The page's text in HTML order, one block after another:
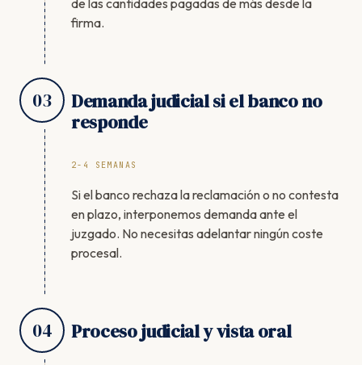
de las cantidades pagadas de más desde la
firma.
03
Demanda judicial si el banco no
responde
2-4 SEMANAS
Si el banco rechaza la reclamación o no contesta
en plazo, interponemos demanda ante el
juzgado. No necesitas adelantar ningún coste
procesal.
04 Proceso judicial y vista oral